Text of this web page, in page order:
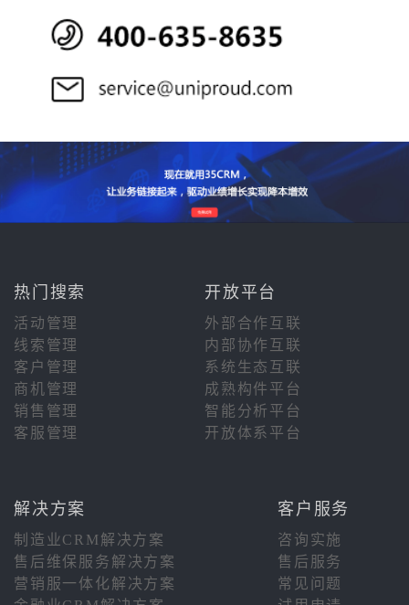
热门搜索 开放平台
活动管理
外部合作互联
线索管理
内部协作互联
客户管理
系统生态互联
商机管理
成熟构件平台
销售管理
智能分析平台
客服管理
开放体系平台
解决方案 客户服务
制造业CRM解决方案
咨询实施
售后维保服务解决方案
售后服务
营销服一体化解决方案
常见问题